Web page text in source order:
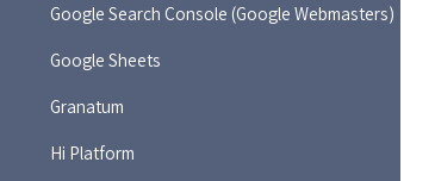
Google Search Console (Google Webmasters)
Google Sheets
Granatum
Hi Platform